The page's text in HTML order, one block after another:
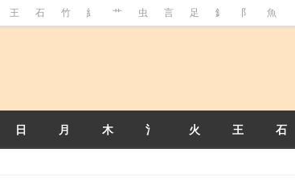
王 石 竹 糹 艹 虫 言 足 釒 阝 魚
日 月 木 氵 火 王 石